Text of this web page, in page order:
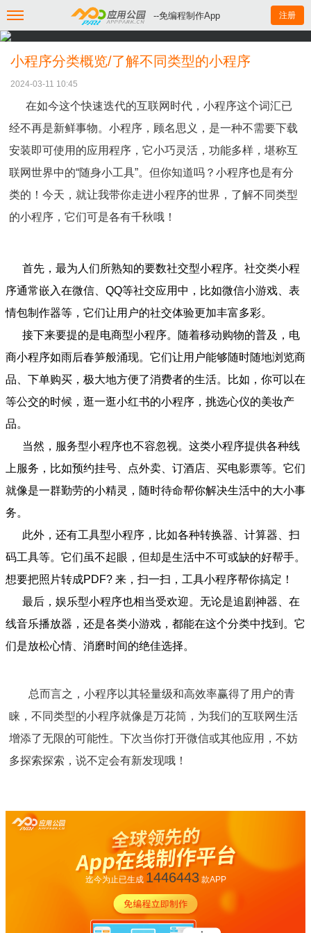
--免编程制作App 注册
小程序分类概览/了解不同类型的小程序
2024-03-11 10:45
在如今这个快速迭代的互联网时代，小程序这个词汇已
经不再是新鲜事物。小程序，顾名思义，是一种不需要下载
安装即可使用的应用程序，它小巧灵活，功能多样，堪称互
联网世界中的“随身小工具”。但你知道吗？小程序也是有分
类的！今天，就让我带你走进小程序的世界，了解不同类型
的小程序，它们可是各有千秋哦！
首先，最为人们所熟知的要数社交型小程序。社交类小程
序通常嵌入在微信、QQ等社交应用中，比如微信小游戏、表
情包制作器等，它们让用户的社交体验更加丰富多彩。
接下来要提的是电商型小程序。随着移动购物的普及，电
商小程序如雨后春笋般涌现。它们让用户能够随时随地浏览商
品、下单购买，极大地方便了消费者的生活。比如，你可以在
等公交的时候，逛一逛小红书的小程序，挑选心仪的美妆产
品。
当然，服务型小程序也不容忽视。这类小程序提供各种线
上服务，比如预约挂号、点外卖、订酒店、买电影票等。它们
就像是一群勤劳的小精灵，随时待命帮你解决生活中的大小事
务。
此外，还有工具型小程序，比如各种转换器、计算器、扫
码工具等。它们虽不起眼，但却是生活中不可或缺的好帮手。
想要把照片转成PDF? 来，扫一扫，工具小程序帮你搞定！
最后，娱乐型小程序也相当受欢迎。无论是追剧神器、在
线音乐播放器，还是各类小游戏，都能在这个分类中找到。它
们是放松心情、消磨时间的绝佳选择。
总而言之，小程序以其轻量级和高效率赢得了用户的青
睐，不同类型的小程序就像是万花筒，为我们的互联网生活
增添了无限的可能性。下次当你打开微信或其他应用，不妨
多探索探索，说不定会有新发现哦！
迄今为止已生成 1446443款APP